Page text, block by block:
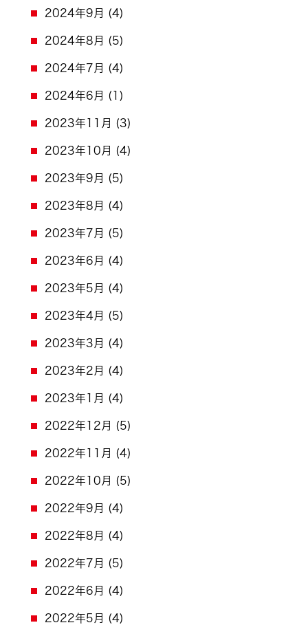
2024年9月 (4)
2024年8月 (5)
2024年7月 (4)
2024年6月 (1)
2023年11月 (3)
2023年10月 (4)
2023年9月 (5)
2023年8月 (4)
2023年7月 (5)
2023年6月 (4)
2023年5月 (4)
2023年4月 (5)
2023年3月 (4)
2023年2月 (4)
2023年1月 (4)
2022年12月 (5)
2022年11月 (4)
2022年10月 (5)
2022年9月 (4)
2022年8月 (4)
2022年7月 (5)
2022年6月 (4)
2022年5月 (4)